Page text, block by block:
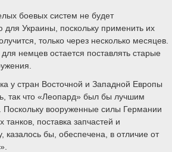
боевых систем не будет
Украины, поскольку применить их
только через несколько месяцев.
немцев остается поставлять старые
у стран Восточной и Западной Европы
так что «Леопард» был бы лучшим
вооруженные силы Германии
танков, поставка запчастей и
казалось бы, обеспечена, в отличие от